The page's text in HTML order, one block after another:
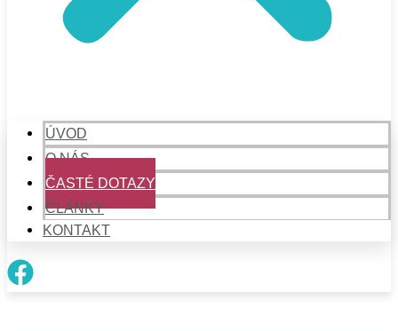
ÚVOD
O NÁS
ČASTÉ DOTAZY
ČLÁNKY
KONTAKT